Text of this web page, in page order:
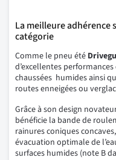
La meilleure adhérence
catégorie
Comme le pneu été
d’excellentes
chaussées humides ainsi
routes enneigées ou
Grâce à son design
bénéficie la bande de
rainures coniques
évacuation optimale de
surfaces humides (note B